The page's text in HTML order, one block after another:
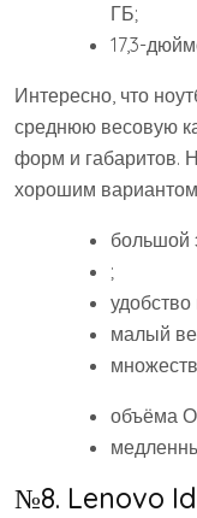
ГБ;
17,3-
Интересно, что
среднюю весовую
форм и габаритов.
хорошим
большой
;
малый
объёма
№8. Lenovo